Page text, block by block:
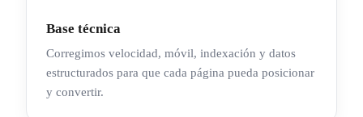
Base técnica
Corregimos velocidad, móvil, indexación y datos
estructurados para que cada página pueda posicionar
y convertir.